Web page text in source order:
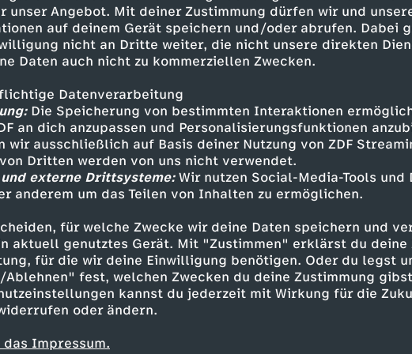
Angebot. Mit deiner Zustimmung dürfen wir und
auf deinem Gerät speichern und/oder abrufen. Dabei
nicht an Dritte weiter, die nicht unsere direkten
Daten auch nicht zu kommerziellen Zwecken.
Datenverarbeitung
Die Speicherung von bestimmten Interaktionen
an dich anzupassen und Personalisierungsfunktionen
wir ausschließlich auf Basis deiner Nutzung von ZDF
Dritten werden von uns nicht verwendet.
und externe Drittsysteme:Wir nutzen Social-Media-Tools und
anderem um das Teilen von Inhalten zu ermöglichen.
für welche Zwecke wir deine Daten speichern und
aktuell genutztes Gerät. Mit "Zustimmen" erklärst du deine
für die wir deine Einwilligung benötigen. Oder du legst
fest, welchen Zwecken du deine Zustimmung
kannst du jederzeit mit Wirkung für die
oder ändern.
Impressum.
Dokumentation ehrlich Wunderkinder